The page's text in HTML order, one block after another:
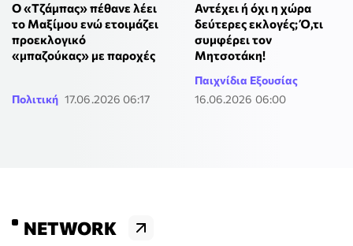
Ο «Τζάμπας» πέθανε λέει
το Μαξίμου ενώ ετοιμάζει
προεκλογικό
«μπαζούκας» με παροχές
Πολιτική 17.06.2026 06:17
Αντέχει ή όχι η χώρα
δεύτερες εκλογές; Ό,τι
συμφέρει τον
Μητσοτάκη!
Παιχνίδια Εξουσίας
16.06.2026 06:00
NETWORK